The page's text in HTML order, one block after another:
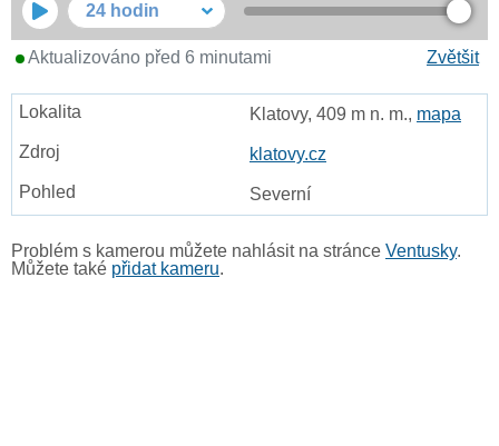
24 hodin
Zvětšit
Aktualizováno před 6 minutami
Klatovy, 409 m n. m., mapa
klatovy.cz
Severní
Problém s kamerou můžete nahlásit na stránce Ventusky.
Můžete také přidat kameru.